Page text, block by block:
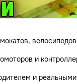
велосипедов
и
и